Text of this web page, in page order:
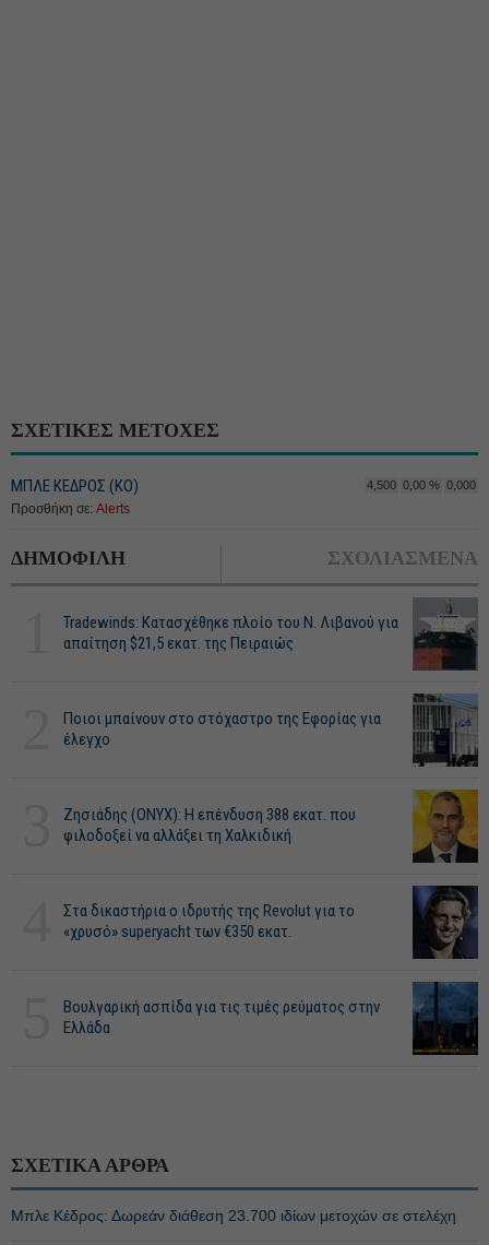
ΣΧΕΤΙΚΕΣ ΜΕΤΟΧΕΣ
ΜΠΛΕ ΚΕΔΡΟΣ (ΚΟ) 4,500 0,00 % 0,000
Προσθήκη σε: Alerts
ΔΗΜΟΦΙΛΗ ΣΧΟΛΙΑΣΜΕΝΑ
Tradewinds: Κατασχέθηκε πλοίο του Ν. Λιβανού για
απαίτηση $21,5 εκατ. της Πειραιώς
Ποιοι μπαίνουν στο στόχαστρο της Εφορίας για
έλεγχο
Ζησιάδης (ONYX): Η επένδυση 388 εκατ. που
φιλοδοξεί να αλλάξει τη Χαλκιδική
Στα δικαστήρια ο ιδρυτής της Revolut για το
«χρυσό» superyacht των €350 εκατ.
Βουλγαρική ασπίδα για τις τιμές ρεύματος στην
Ελλάδα
ΣΧΕΤΙΚΑ ΑΡΘΡΑ
Μπλε Κέδρος: Δωρεάν διάθεση 23.700 ιδίων μετοχών σε στελέχη